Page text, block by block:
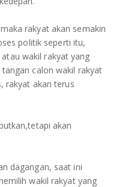
rakyat akan semakin
politik seperti itu,
wakil rakyat yang
calon wakil rakyat
rakyat akan terus
akan
dagangan, saat ini
wakil rakyat yang